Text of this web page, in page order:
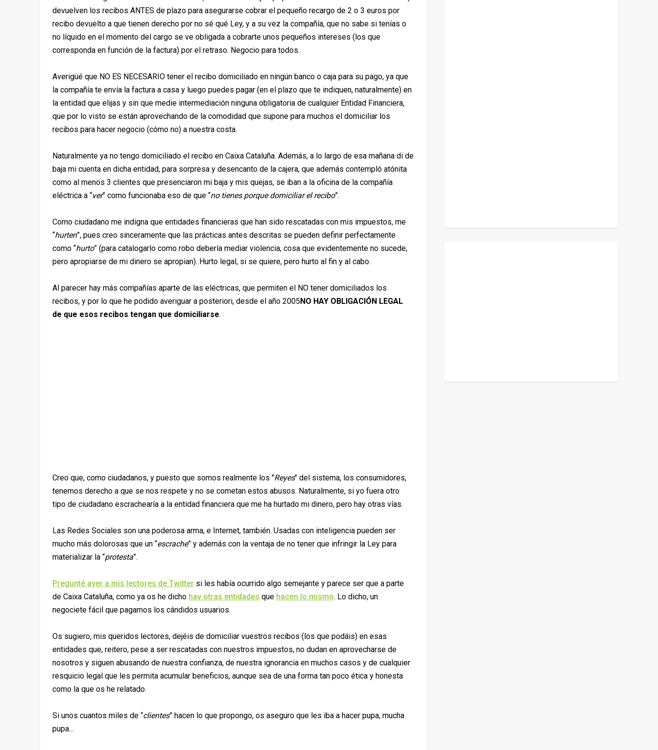
devuelven los recibos ANTES de plazo para asegurarse cobrar el pequeño recargo de 2 o 3 euros por
recibo devuelto a que tienen derecho por no sé qué Ley, y a su vez la compañía, que no sabe si tenías o
no líquido en el momento del cargo se ve obligada a cobrarte unos pequeños intereses (los que
corresponda en función de la factura) por el retraso. Negocio para todos.
Averigüé que NO ES NECESARIO tener el recibo domiciliado en ningún banco o caja para su pago, ya que
la compañía te envía la factura a casa y luego puedes pagar (en el plazo que te indiquen, naturalmente) en
la entidad que elijas y sin que medie intermediación ninguna obligatoria de cualquier Entidad Financiera,
que por lo visto se están aprovechando de la comodidad que supone para muchos el domiciliar los
recibos para hacer negocio (cómo no) a nuestra costa.
Naturalmente ya no tengo domiciliado el recibo en Caixa Cataluña. Además, a lo largo de esa mañana di de
baja mi cuenta en dicha entidad, para sorpresa y desencanto de la cajera, que además contempló atónita
como al menos 3 clientes que presenciaron mi baja y mis quejas, se iban a la oficina de la compañía
eléctrica a “ver” como funcionaba eso de que “no tienes porque domiciliar el recibo”.
Como ciudadano me indigna que entidades financieras que han sido rescatadas con mis impuestos, me
“hurten”, pues creo sinceramente que las prácticas antes descritas se pueden definir perfectamente
como “hurto” (para catalogarlo como robo debería mediar violencia, cosa que evidentemente no sucede,
pero apropiarse de mi dinero se apropian). Hurto legal, si se quiere, pero hurto al fin y al cabo.
Al parecer hay más compañías aparte de las eléctricas, que permiten el NO tener domiciliados los
recibos, y por lo que he podido averiguar a posteriori, desde el año 2005NO HAY OBLIGACIÓN LEGAL
de que esos recibos tengan que domiciliarse.
Creo que, como ciudadanos, y puesto que somos realmente los "Reyes" del sistema, los consumidores,
tenemos derecho a que se nos respete y no se cometan estos abusos. Naturalmente, si yo fuera otro
tipo de ciudadano escrachearía a la entidad financiera que me ha hurtado mi dinero, pero hay otras vías.
Las Redes Sociales son una poderosa arma, e Internet, también. Usadas con inteligencia pueden ser
mucho más dolorosas que un “escrache” y además con la ventaja de no tener que infringir la Ley para
materializar la “protesta”.
Pregunté ayer a mis lectores de Twitter si les había ocurrido algo semejante y parece ser que a parte
de Caixa Cataluña, como ya os he dicho hay otras entidades que hacen lo mismo. Lo dicho, un
negociete fácil que pagamos los cándidos usuarios.
Os sugiero, mis queridos lectores, dejéis de domiciliar vuestros recibos (los que podáis) en esas
entidades que, reitero, pese a ser rescatadas con nuestros impuestos, no dudan en aprovecharse de
nosotros y siguen abusando de nuestra confianza, de nuestra ignorancia en muchos casos y de cualquier
resquicio legal que les permita acumular beneficios, aunque sea de una forma tan poco ética y honesta
como la que os he relatado.
Si unos cuantos miles de “clientes” hacen lo que propongo, os aseguro que les iba a hacer pupa, mucha
pupa...